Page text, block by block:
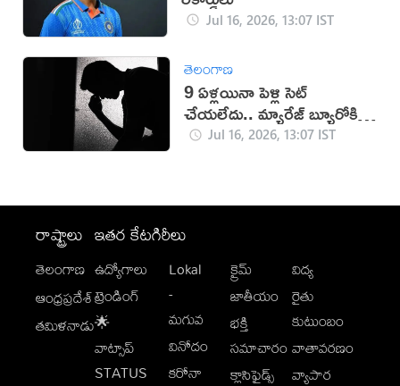
Jul 16, 2026, 13:07 IST
తెలంగాణ
9 ఏళ్లయినా పెళ్లి సెట్
చేయలేదు.. మ్యారేజ్ బ్యూరోకి
జరిమానా
Jul 16, 2026, 13:07 IST
రాష్ట్రాలు
తెలంగాణ
ఆంధ్రప్రదేశ్
తమిళనాడు
ఇతర కేటగిరీలు
ఉద్యోగాలు
ట్రెండింగ్
🌟
వాట్సాప్
STATUS
Lokal
-
మగువ
వినోదం
కరోనా
క్రైమ్
జాతీయం
భక్తి
సమాచారం
క్లాసిఫైడ్స్
విద్య
రైతు
కుటుంబం
వాతావరణం
వ్యాపార